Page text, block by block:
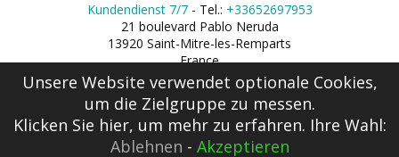
Kundendienst 7/7- Tel.: +33652697953
21 boulevard Pablo Neruda
13920 Saint-Mitre-les-Remparts
France
Unsere Website verwendet optionale Cookies,
um die Zielgruppe zu messen.
Klicken Sie hier, um mehr zu erfahren. Ihre Wahl:
Ablehnen - Akzeptieren